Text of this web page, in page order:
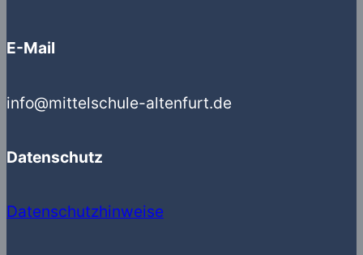
E-Mail
info@mittelschule-altenfurt.de
Datenschutz
Datenschutzhinweise